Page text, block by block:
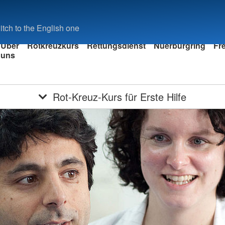
to the English one
Über
uns
Rotkreuzkurs Rettungsdienst Nuerburgring
Rot-Kreuz-Kurs für Erste Hilfe